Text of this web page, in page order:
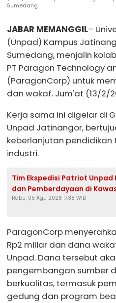
Sumedang.
JABAR MEMANGGIL–
(Unpad) Kampus
Sumedang, menjalin
PT Paragon Technology
(ParagonCorp) untuk
dan wakaf. Jum'at (13/2/
Kerja sama ini digelar di
Unpad Jatinangor,
keberlanjutan pendidikan
industri.
Tim Ekspedisi Patriot Unpad
dan Pemberdayaan di
Transmigrasi
Rabu, 05 Agu 2026 17:38 WIB
ParagonCorp
Rp2 miliar dan dana
Unpad. Dana tersebut
pengembangan sumber
berkualitas, termasuk
gedung dan program